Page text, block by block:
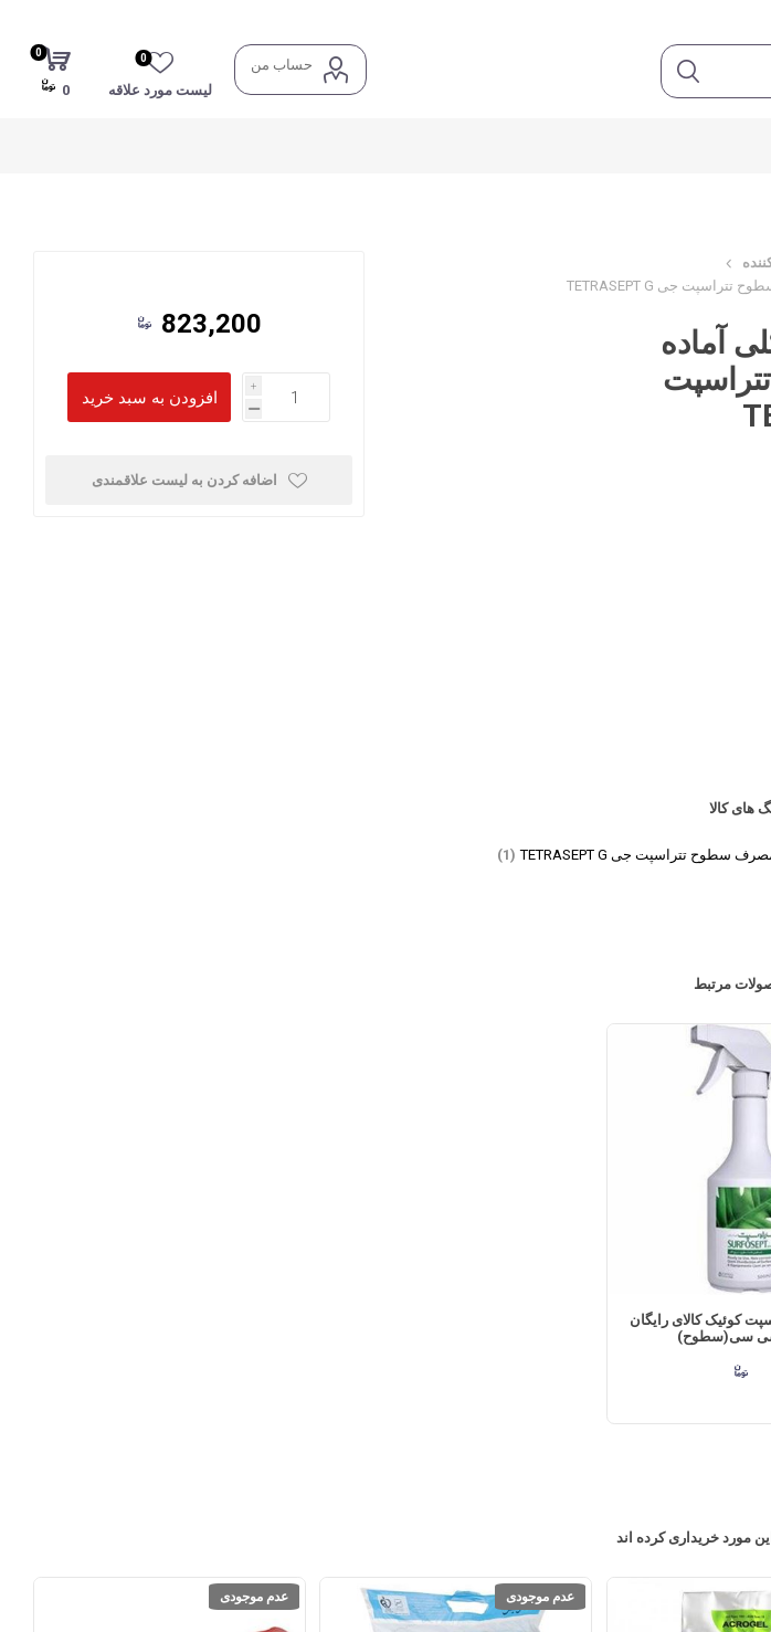
حساب من
لیست مورد علاقه
0
0
0
الکلی آماده
823,200
i
h
اضافه کردن به لیست علاقمندی
های کالا
(1)
مرتبط
کوئیک کالای رایگان
مورد خریداری کرده اند
عدم موجودی عدم موجودی